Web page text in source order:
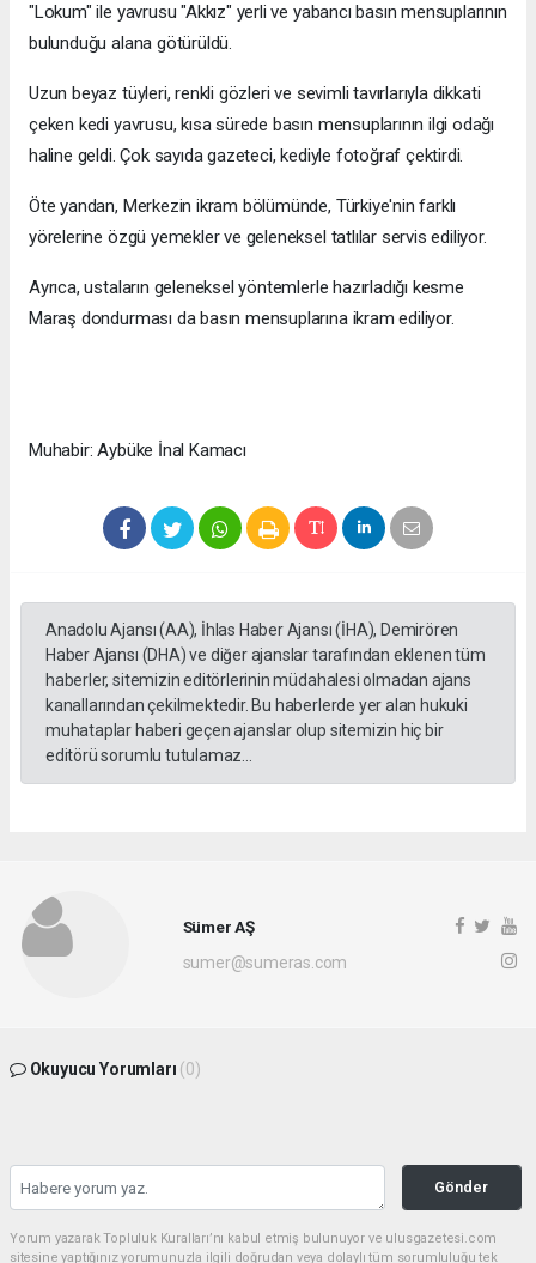
"Lokum" ile yavrusu "Akkız" yerli ve yabancı basın mensuplarının
bulunduğu alana götürüldü.
Uzun beyaz tüyleri, renkli gözleri ve sevimli tavırlarıyla dikkati
çeken kedi yavrusu, kısa sürede basın mensuplarının ilgi odağı
haline geldi. Çok sayıda gazeteci, kediyle fotoğraf çektirdi.
Öte yandan, Merkezin ikram bölümünde, Türkiye'nin farklı
yörelerine özgü yemekler ve geleneksel tatlılar servis ediliyor.
Ayrıca, ustaların geleneksel yöntemlerle hazırladığı kesme
Maraş dondurması da basın mensuplarına ikram ediliyor.
Muhabir: Aybüke İnal Kamacı
Anadolu Ajansı (AA), İhlas Haber Ajansı (İHA), Demirören
Haber Ajansı (DHA) ve diğer ajanslar tarafından eklenen tüm
haberler, sitemizin editörlerinin müdahalesi olmadan ajans
kanallarından çekilmektedir. Bu haberlerde yer alan hukuki
muhataplar haberi geçen ajanslar olup sitemizin hiç bir
editörü sorumlu tutulamaz...
Sümer AŞ
sumer@sumeras.com
Okuyucu Yorumları (0)
Gönder
Yorum yazarak Topluluk Kuralları’nı kabul etmiş bulunuyor ve ulusgazetesi.com
sitesine yaptığınız yorumunuzla ilgili doğrudan veya dolaylı tüm sorumluluğu tek